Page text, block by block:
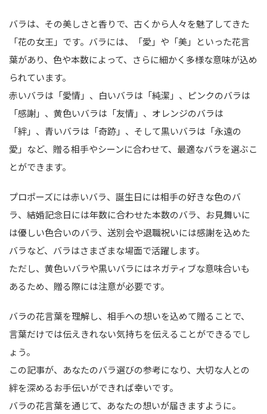
バラは、その美しさと香りで、古くから人々を魅了してきた
「花の女王」です。バラには、「愛」や「美」といった花言
葉があり、色や本数によって、さらに細かく多様な意味が込め
られています。
赤いバラは「愛情」、白いバラは「純潔」、ピンクのバラは
「感謝」、黄色いバラは「友情」、オレンジのバラは
「絆」、青いバラは「奇跡」、そして黒いバラは「永遠の
愛」など、贈る相手やシーンに合わせて、最適なバラを選ぶこ
とができます。
プロポーズには赤いバラ、誕生日には相手の好きな色のバ
ラ、結婚記念日には年数に合わせた本数のバラ、お見舞いに
は優しい色合いのバラ、送別会や退職祝いには感謝を込めた
バラなど、バラはさまざまな場面で活躍します。
ただし、黄色いバラや黒いバラにはネガティブな意味合いも
あるため、贈る際には注意が必要です。
バラの花言葉を理解し、相手への想いを込めて贈ることで、
言葉だけでは伝えきれない気持ちを伝えることができるでし
ょう。
この記事が、あなたのバラ選びの参考になり、大切な人との
絆を深めるお手伝いができれば幸いです。
バラの花言葉を通じて、あなたの想いが届きますように。